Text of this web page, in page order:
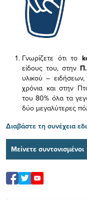
Γνωρίζετε ότι το
είδους του, στην
υλικού –
χρόνια και στην
του 80% όλα τα
δύο μεγαλύτερες
Διαβάστε τη συνέχεια
Μείνετε συντονισμένοι